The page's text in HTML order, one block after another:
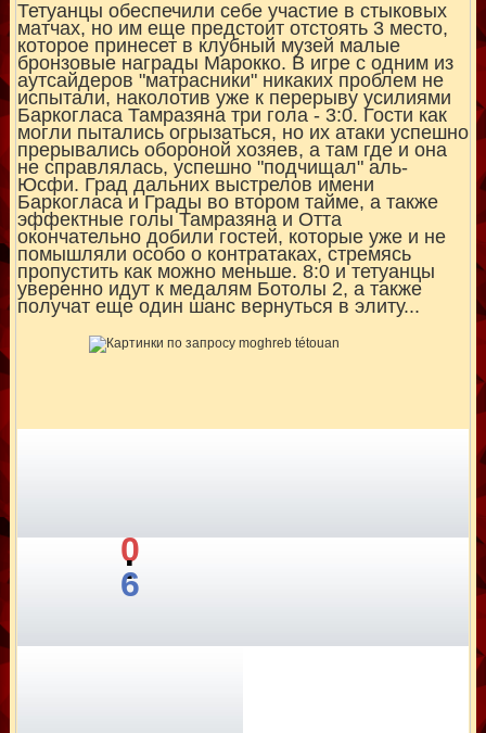
Тетуанцы обеспечили себе участие в стыковых
матчах, но им еще предстоит отстоять 3 место,
которое принесет в клубный музей малые
бронзовые награды Марокко. В игре с одним из
аутсайдеров "матрасники" никаких проблем не
испытали, наколотив уже к перерыву усилиями
Баркогласа Тамразяна три гола - 3:0. Гости как
могли пытались огрызаться, но их атаки успешно
прерывались обороной хозяев, а там где и она
не справлялась, успешно "подчищал" аль-
Юсфи. Град дальних выстрелов имени
Баркогласа и Грады во втором тайме, а также
эффектные голы Тамразяна и Отта
окончательно добили гостей, которые уже и не
помышляли особо о контратаках, стремясь
пропустить как можно меньше. 8:0 и тетуанцы
уверенно идут к медалям Ботолы 2, а также
получат еще один шанс вернуться в элиту...
0
:
6